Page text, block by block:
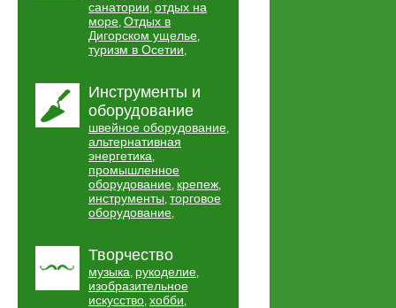
санатории, отдых на
море, Отдых в
Дигорском ущелье,
туризм в Осетии,
Инструменты и
оборудование
швейное оборудование,
альтернативная
энергетика,
промышленное
оборудование, крепеж,
инструменты, торговое
оборудование,
Творчество
музыка, рукоделие,
изобразительное
искусство, хобби,